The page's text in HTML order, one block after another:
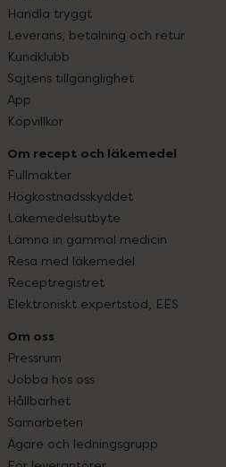
Handla tryggt
Leverans, betalning och retur
Kundklubb
Sajtens tillgänglighet
App
Köpvillkor
Om recept och läkemedel
Fullmakter
Högkostnadsskyddet
Läkemedelsutbyte
Lämna in gammal medicin
Resa med läkemedel
Receptregistret
Elektroniskt expertstöd, EES
Om oss
Pressrum
Jobba hos oss
Hållbarhet
Samarbeten
Ägare och ledningsgrupp